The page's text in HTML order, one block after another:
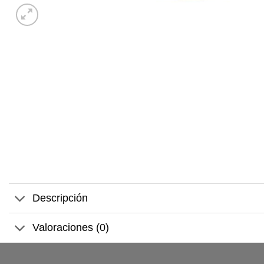
Descripción
Valoraciones (0)